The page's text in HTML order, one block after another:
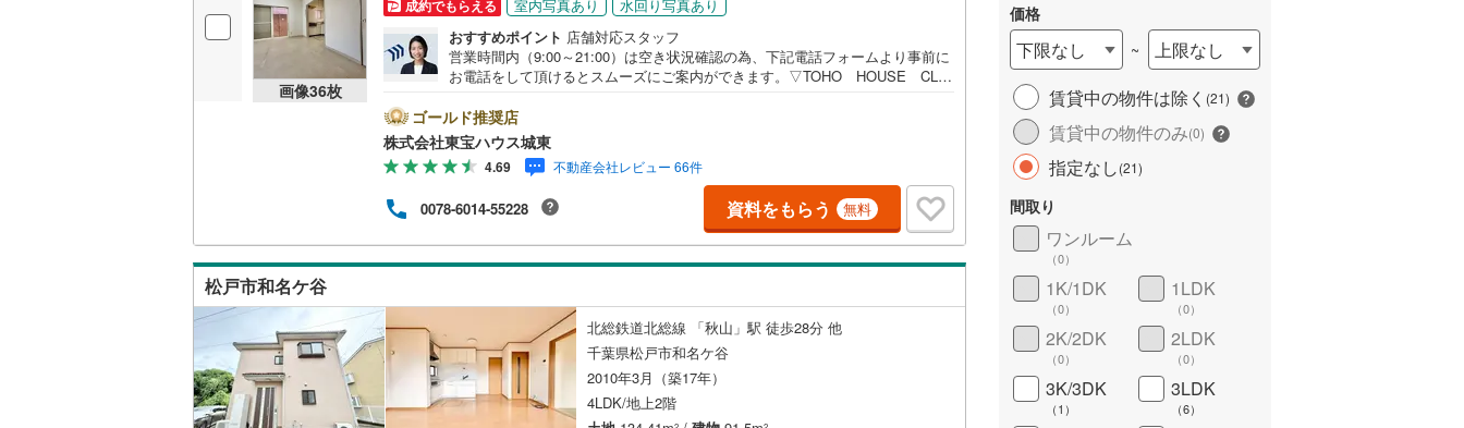
画像36枚
成約でもらえる 室内写真あり
水回り写真あり
おすすめポイント 店舗対応スタッフ
営業時間内（9:00～21:00）は空き状況確認の為、下記電話フォームより事前に
お電話をして頂けるとスムーズにご案内ができます。▽TOHO HOUSE CLU
て暮らしの「安心」を守り続けます。【Yahoo！ 不動産キャンペーン対象店
舗】当店で物件を成約するとPayPayボーナスライトがもらえる「Yahoo！ 不動
産 物件ご成約キャンペーン」の対象になります。「資料をもらう」「見学予約
をする」ボタンからお問い合わせください。※必ずYahoo！ JAPAN IDでログイ
ンしてください。※PayPayボーナスライトは出金と譲渡はできません。ご案
内・詳細な資料のご請求はお気軽にどうぞ♪お電話でのお問い合わせも常時受け
付けております！■頭金0円からのご購入可能です■（諸費用もOK）お気軽にお
問い合わせください。
ゴールド推奨店
株式会社東宝ハウス城東
4.69 不動産会社レビュー 66件
0078-6014-55228 資料をもらう 無料
松戸市和名ケ谷
北総鉄道北総線 「秋山」駅 徒歩28分 他
千葉県松戸市和名ケ谷
2010年3月（築17年）
4LDK/地上2階
価格
下限なし ~
上限なし
賃貸中の物件は除く (21)
賃貸中の物件のみ(0)
指定なし(21)
間取り
ワンルーム
（0）
1K/1DK
（0）
1LDK
（0）
2K/2DK
（0）
2LDK
（0）
3K/3DK
（1 ）
3LDK
（6）
流鉄流山線(35) 京成成田高速鉄道アクセス線(7)
京成本線(405) 京成押上線 (55) 京成千葉線(57)
京成金町線(52) 京成松戸線
北総鉄道北総線(163 芝山鉄道 (
) 東武亀戸線 東武桐生線
東武佐野線(51) 東武日光線 (157 )
東武野田線
東武越生線( 135 野岩鉄道会津鬼怒川線
)
西武池袋線(675) 西武秩父線 西武有楽町線
西武新宿線(529) 西武多摩湖線(
収納
ウォークインクローゼット
（6）
床下収納 （12）
バルコニー、庭
ウッドデッキあり（
構造・規模・施工・品質・工法関連
耐震、免震、制震構造
（2 ）
住宅性能評価付き（1） 長期優良住宅 ）
オンライン対応